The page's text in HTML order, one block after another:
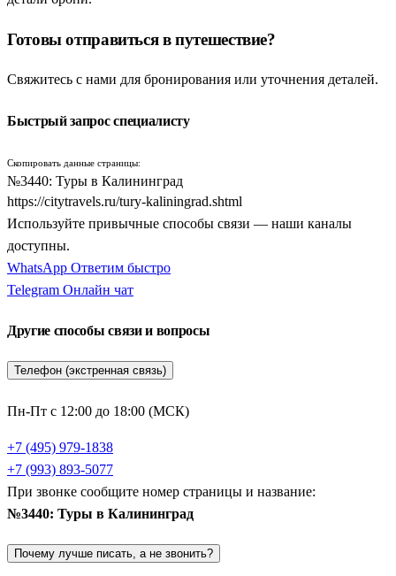
спросом в любое время года. Современные пакетные путевки
насыщенные маршруты, которые позволяют с максимальным
подходит для всех категорий граждан — от семей с детьми до
Главное преимущество, которое дают экскурсионные
программы — это четко продуманная внутренняя логистика и
сопровождение профессиональных местных гидов. Вам не
приморским курортам или бронировать билеты в популярные
музеи. Вся программа, включающая проживание в
автобусах и обзорные экскурсии, организована на самом
наслаждаться европейским шармом, шумом балтийской волны
и его пригороды
Главными воротами региона и базовой точкой для
большинства маршрутов является сам величественный
Калининград(бывший Кёнигсберг). Этот город поражает
своими контрастами: здесь немецкие форты и виллы
Готовы отправиться в путешествие?
Свяжитесь с нами для бронирования или уточнения деталей.
Быстрый запрос специалисту
Скопировать данные страницы:
№3440: Туры в Калининград
https://citytravels.ru/tury-kaliningrad.shtml
Используйте привычные способы связи — наши каналы
доступны.
WhatsApp Ответим быстро
Telegram Онлайн чат
Другие способы связи и вопросы
Телефон (экстренная связь)
Пн-Пт с 12:00 до 18:00 (МСК)
+7 (495) 979-1838
+7 (993) 893-5077
При звонке сообщите номер страницы и название:
№3440: Туры в Калининград
Почему лучше писать, а не звонить?